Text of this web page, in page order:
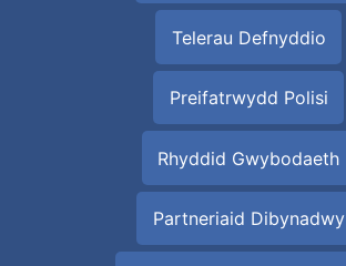
Telerau Defnyddio
Preifatrwydd Polisi
Rhyddid Gwybodaeth
Partneriaid Dibynadwy